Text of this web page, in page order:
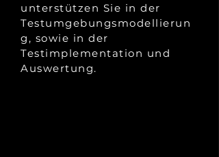
unterstützen Sie in der
Testumgebungsmodellierun
g, sowie in der
Testimplementation und
Auswertung.